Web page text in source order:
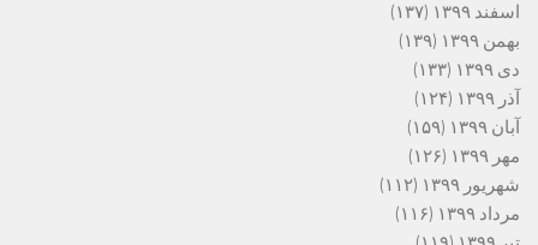
اسفند ۱۳۹۹
(۱۳۷)
بهمن ۱۳۹۹
(۱۳۹)
دی ۱۳۹۹
(۱۳۳)
آذر ۱۳۹۹
(۱۲۴)
آبان ۱۳۹۹
(۱۵۹)
مهر ۱۳۹۹
(۱۲۶)
شهریور ۱۳۹۹
(۱۱۲)
مرداد ۱۳۹۹
(۱۱۶)